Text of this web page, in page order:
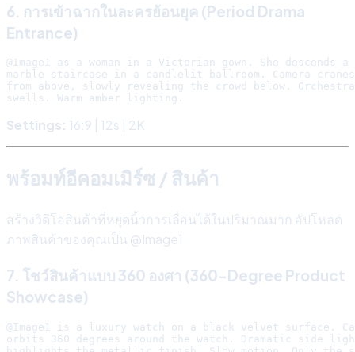
6. การเข้าฉากในละครย้อนยุค (Period Drama
Entrance)
@Image1 as a woman in a Victorian gown. She descends a
marble staircase in a candlelit ballroom. Camera cranes
from above, slowly revealing the crowd below.
Settings: 16:9 | 12s | 2K
พร้อมท์อีคอมเมิร์ซ / สินค้า
สร้างวิดีโอสินค้าที่หยุดนิ้วการเลื่อนได้ในปริมาณมาก อัปโหลด
ภาพสินค้าของคุณเป็น @Image1
7. โชว์สินค้าแบบ 360 องศา (360-Degree Product
Showcase)
@Image1 is a luxury watch on a black velvet surface.
orbits 360 degrees around the watch. Dramatic side